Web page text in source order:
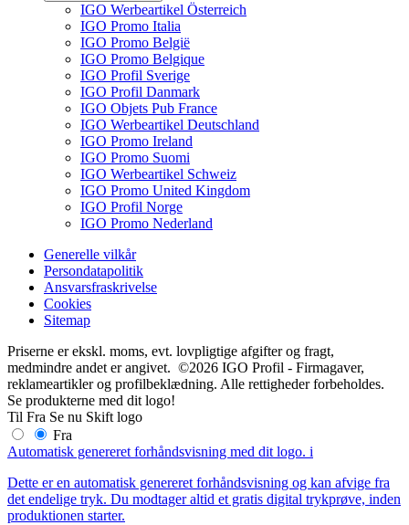
IGO Werbeartikel Österreich
IGO Promo Italia
IGO Promo België
IGO Promo Belgique
IGO Profil Sverige
IGO Profil Danmark
IGO Objets Pub France
IGO Werbeartikel Deutschland
IGO Promo Ireland
IGO Promo Suomi
IGO Werbeartikel Schweiz
IGO Promo United Kingdom
IGO Profil Norge
IGO Promo Nederland
Generelle vilkår
Persondatapolitik
Ansvarsfraskrivelse
Cookies
Sitemap
Priserne er ekskl. moms, evt. lovpligtige afgifter og fragt,
medmindre andet er angivet. ©2026 IGO Profil - Firmagaver,
reklameartikler og profilbeklædning. Alle rettigheder forbeholdes.
Se produkterne med dit logo!
Til Fra Se nu Skift logo
Fra
Automatisk genereret forhåndsvisning med dit logo. i
Dette er en automatisk genereret forhåndsvisning og kan afvige fra
det endelige tryk. Du modtager altid et gratis digital trykprøve, inden
produktionen starter.